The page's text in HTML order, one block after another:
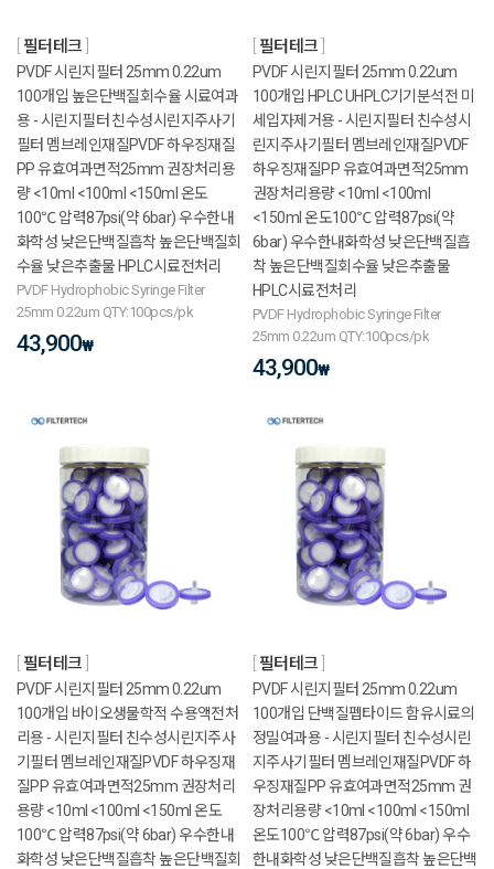
필터테크
PVDF 시린지필터 25mm 0.22um
100개입 높은단백질회수율 시료여과
용 - 시린지필터 친수성시린지주사기
필터 멤브레인재질PVDF 하우징재질
PP 유효여과면적25mm 권장처리용
량 <10ml <100ml <150ml 온도
100℃ 압력87psi(약 6bar) 우수한내
화학성 낮은단백질흡착 높은단백질회
수율 낮은추출물 HPLC시료전처리
PVDF Hydrophobic Syringe Filter
25mm 0.22um QTY:100pcs/pk
43,900₩
필터테크
PVDF 시린지필터 25mm 0.22um
100개입 HPLC UHPLC기기분석전 미
세입자제거용 - 시린지필터 친수성시
린지주사기필터 멤브레인재질PVDF
하우징재질PP 유효여과면적25mm
권장처리용량 <10ml <100ml
<150ml 온도100℃ 압력87psi(약
6bar) 우수한내화학성 낮은단백질흡
착 높은단백질회수율 낮은추출물
HPLC시료전처리
PVDF Hydrophobic Syringe Filter
25mm 0.22um QTY:100pcs/pk
43,900₩
필터테크
PVDF 시린지필터 25mm 0.22um
100개입 바이오생물학적 수용액전처
리용 - 시린지필터 친수성시린지주사
기필터 멤브레인재질PVDF 하우징재
질PP 유효여과면적25mm 권장처리
용량 <10ml <100ml <150ml 온도
100℃ 압력87psi(약 6bar) 우수한내
화학성 낮은단백질흡착 높은단백질회
필터테크
PVDF 시린지필터 25mm 0.22um
100개입 단백질펩타이드 함유시료의
정밀여과용 - 시린지필터 친수성시린
지주사기필터 멤브레인재질PVDF 하
우징재질PP 유효여과면적25mm 권
장처리용량 <10ml <100ml <150ml
온도100℃ 압력87psi(약 6bar) 우수
한내화학성 낮은단백질흡착 높은단백